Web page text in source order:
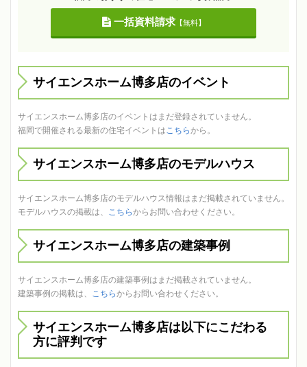
一括資料請求【無料】
サイエンスホーム博多店のイベント
サイエンスホーム博多店のイベントはまだ登録されていません。
福岡で開催される最新の住宅イベントは こちらから。
サイエンスホーム博多店のモデルハウス
サイエンスホーム博多店のモデルハウス情報はまだ掲載されていません。
モデルハウスの掲載は、
こちらからお問い合わせください。
サイエンスホーム博多店の建築事例
サイエンスホーム博多店の建築事例はまだ掲載されていません。
建築事例の掲載は、
こちらからお問い合わせください。
サイエンスホーム博多店は以下にこだわる
方に評判です